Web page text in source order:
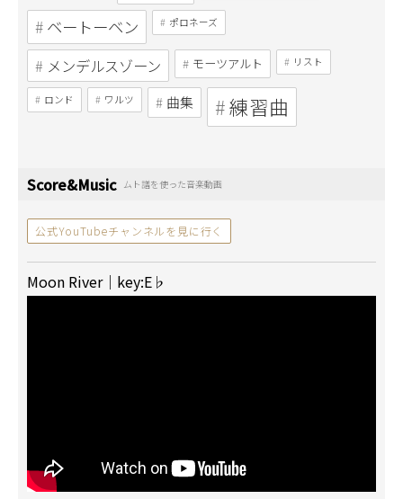
ベートーベン ポロネーズ
メンデルスゾーン モーツアルト リスト
ロンド ワルツ 曲集 練習曲
Score&Music ムト譜を使った音楽動画
公式YouTubeチャンネルを見に行く
Moon River｜key:E♭